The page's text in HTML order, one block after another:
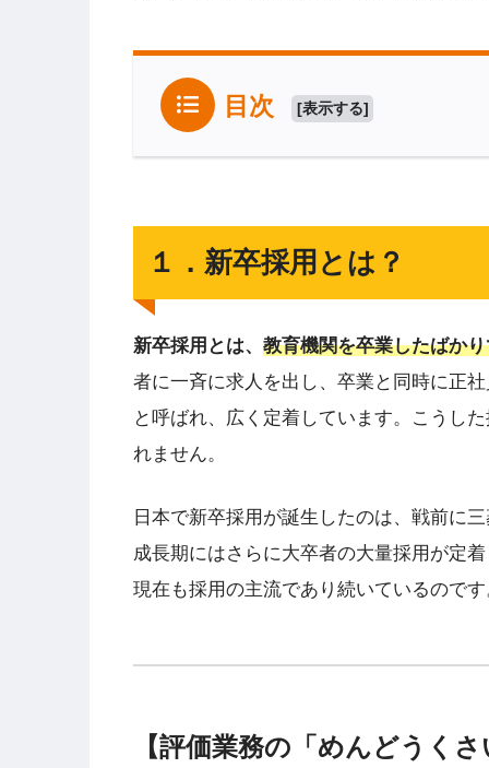
目次 [表示する]
１．新卒採用とは？
新卒採用とは、 教育機関を卒業したばか
者に一斉に求人を出し、卒業と同時に正
と呼ばれ、広く定着しています。こうし
れません。
日本で新卒採用が誕生したのは、戦前に
成長期にはさらに大卒者の大量採用が定
現在も採用の主流であり続いているのです
【評価業務の「めんどうく